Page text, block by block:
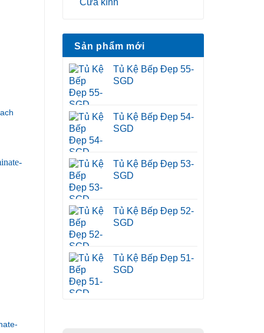
Cửa kính
Sản phẩm mới
Tủ Kệ Bếp Đẹp 55-
SGD
Tủ Kệ Bếp Đẹp 54-
SGD
Tủ Kệ Bếp Đẹp 53-
SGD
Tủ Kệ Bếp Đẹp 52-
SGD
Tủ Kệ Bếp Đẹp 51-
SGD